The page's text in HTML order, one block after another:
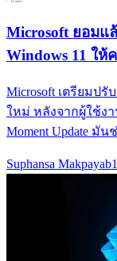
Microsoft ยอมแ
Windows 11 ให้
Microsoft เตรียมปรั
ใหม่ หลังจากผู้ใช้ง
Moment Update มั
Suphansa Makpayab